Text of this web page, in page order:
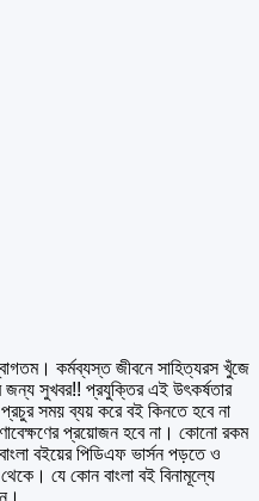
কর্মব্যস্ত জীবনে সাহিত্যরস খুঁজে
জন্য সুখবর!! প্রযুক্তির এই উৎকর্ষতার
সময় ব্যয় করে বই কিনতে হবে না
প্রয়োজন হবে না। কোনো রকম
বইয়ের পিডিএফ ভার্সন পড়তে ও
যে কোন বাংলা বই বিনামূল্যে